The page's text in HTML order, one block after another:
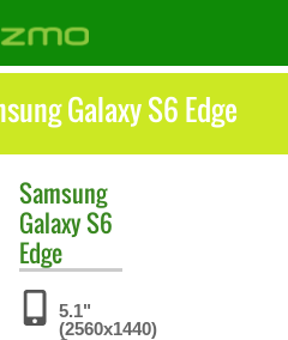
Galaxy S6 Edge
Samsung
Galaxy S6
Edge
5.1"
(2560x1440)